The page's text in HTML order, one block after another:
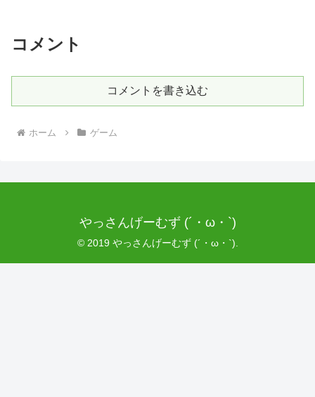
コメント
コメントを書き込む
ホーム ゲーム
やっさんげーむず (´・ω・`)
© 2019 やっさんげーむず (´・ω・`).